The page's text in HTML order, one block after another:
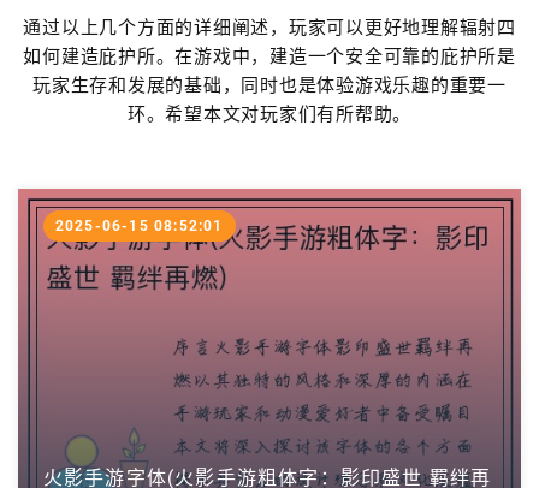
通过以上几个方面的详细阐述，玩家可以更好地理解辐射四
如何建造庇护所。在游戏中，建造一个安全可靠的庇护所是
玩家生存和发展的基础，同时也是体验游戏乐趣的重要一
环。希望本文对玩家们有所帮助。
火影手游字体(火影手游粗体字：影印盛世 羁绊再
2025-06-15 08:52:01